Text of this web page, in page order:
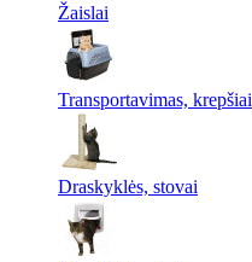
Žaislai
Transportavimas, krepšiai
Draskyklės, stovai